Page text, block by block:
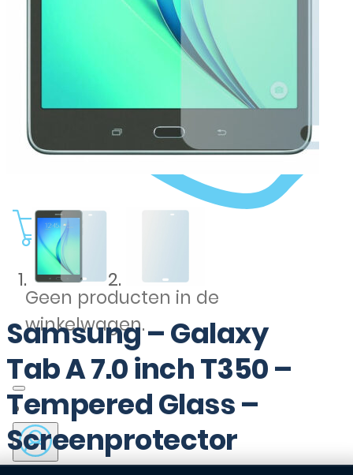
0
Geen producten in de
winkelwagen.
Samsung – Galaxy
Tab A 7.0 inch T350 –
Tempered Glass –
Screenprotector